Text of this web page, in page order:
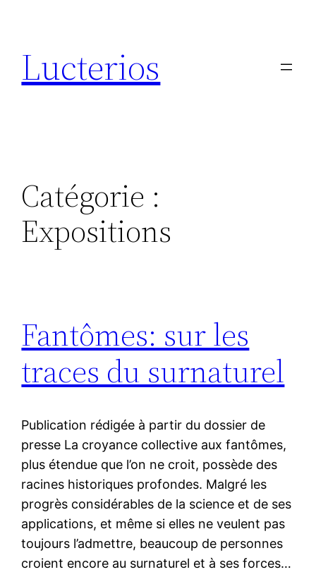
contenu
Lucterios
Catégorie :
Expositions
Fantômes: sur les
traces du surnaturel
Publication rédigée à partir du dossier de
presse La croyance collective aux fantômes,
plus étendue que l’on ne croit, possède des
racines historiques profondes. Malgré les
progrès considérables de la science et de ses
applications, et même si elles ne veulent pas
toujours l’admettre, beaucoup de personnes
croient encore au surnaturel et à ses forces…